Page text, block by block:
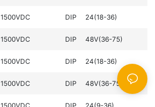
1500VDC DIP 24(18-36)
1500VDC DIP 48V(36-75)
1500VDC DIP 24(18-36)
1500VDC DIP 48V(36-75)
1500VDC DIP 24(9-36)